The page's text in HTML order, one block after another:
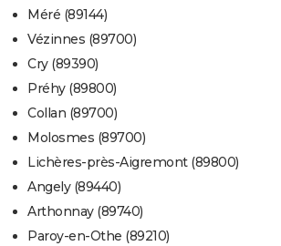
Méré (89144)
Vézinnes (89700)
Cry (89390)
Préhy (89800)
Collan (89700)
Molosmes (89700)
Lichères-près-Aigremont (89800)
Angely (89440)
Arthonnay (89740)
Paroy-en-Othe (89210)